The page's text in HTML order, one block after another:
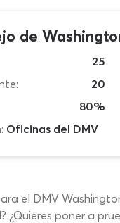
de
25
20
80%
Oficinas del DMV
el DMV
¿Quieres poner a